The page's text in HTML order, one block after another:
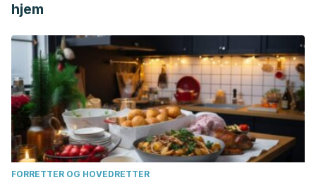
hjem
FORRETTER OG HOVEDRETTER